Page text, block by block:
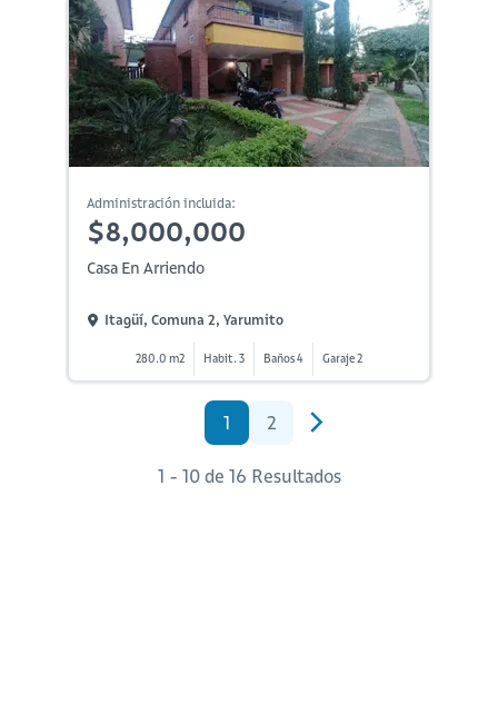
Administración incluida:
$8,000,000
Casa En Arriendo
Itagüí, Comuna 2, Yarumito
280.0 m2 Habit. 3 Baños 4 Garaje 2
1 2
1 - 10 de 16 Resultados